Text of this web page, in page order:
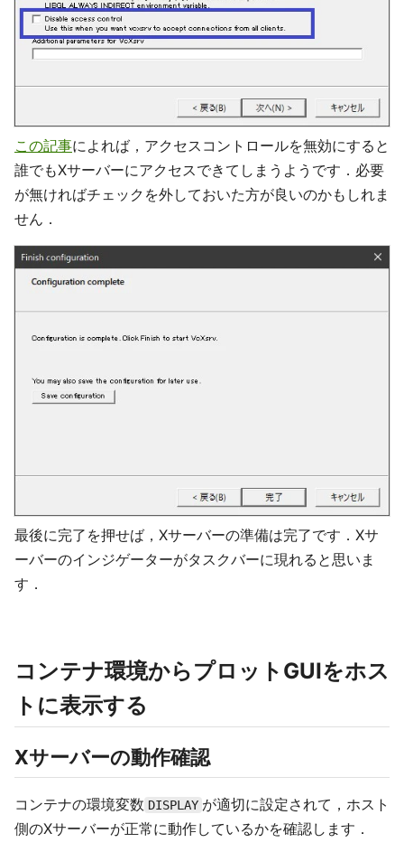
この記事によれば，アクセスコントロールを無効にすると
誰でもXサーバーにアクセスできてしまうようです．必要
が無ければチェックを外しておいた方が良いのかもしれま
せん．
最後に完了を押せば，Xサーバーの準備は完了です．Xサ
ーバーのインジゲーターがタスクバーに現れると思いま
す．
コンテナ環境からプロットGUIをホス
トに表示する
Xサーバーの動作確認
コンテナの環境変数 DISPLAY が適切に設定されて，ホスト
側のXサーバーが正常に動作しているかを確認します．